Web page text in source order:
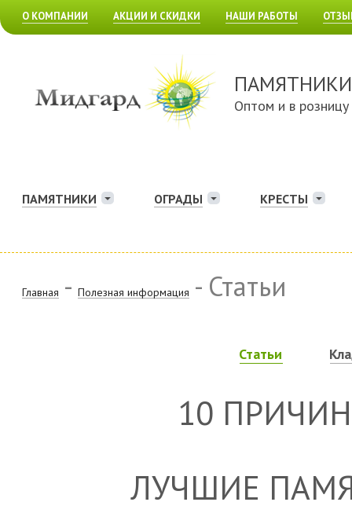
О КОМПАНИИ АКЦИИ И СКИДКИ НАШИ РАБОТЫ
ПАМЯТНИКИ
Оптом и в розницу
ПАМЯТНИКИ ОГРАДЫ КРЕСТЫ
Главная - Полезная информация - Статьи
Статьи
10
ЛУЧШИЕ